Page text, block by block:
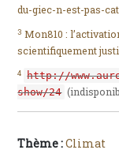
du-giec-n-est-pas-
3 Mon810 :
scientifiquement
4 http://
show/24
Thème :Climat